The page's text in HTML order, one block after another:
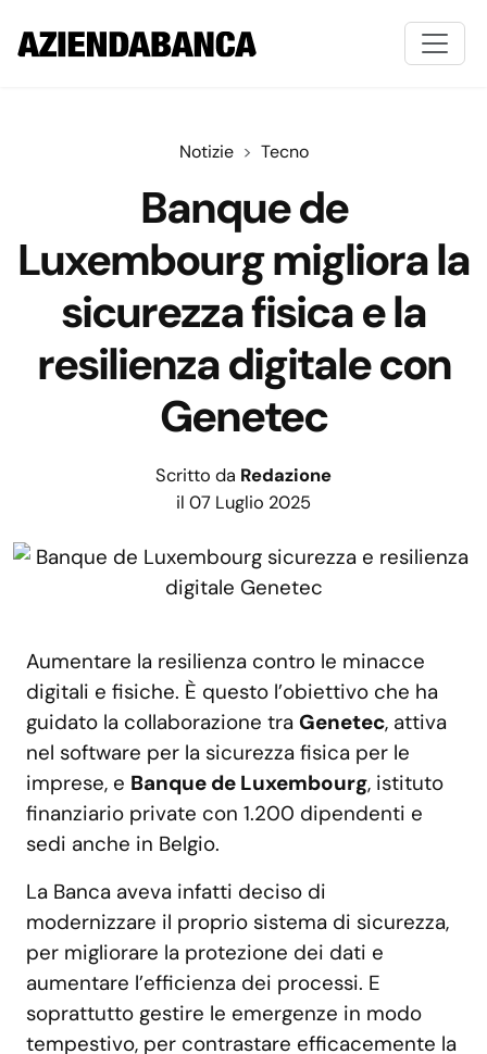
Notizie Tecno
Banque de
Luxembourg migliora la
sicurezza fisica e la
resilienza digitale con
Genetec
Scritto da Redazione
il 07 Luglio 2025
Aumentare la resilienza contro le minacce
digitali e fisiche. È questo l’obiettivo che ha
guidato la collaborazione tra Genetec, attiva
nel software per la sicurezza fisica per le
imprese, e Banque de Luxembourg, istituto
finanziario private con 1.200 dipendenti e
sedi anche in Belgio.
La Banca aveva infatti deciso di
modernizzare il proprio sistema di sicurezza,
per migliorare la protezione dei dati e
aumentare l’efficienza dei processi. E
soprattutto gestire le emergenze in modo
tempestivo, per contrastare efficacemente la